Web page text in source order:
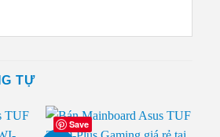
TỰ
Save